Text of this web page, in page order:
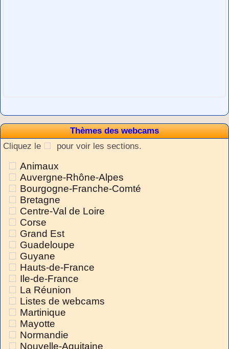
Thèmes des webcams
Cliquez le
pour voir les sections.
Animaux
Auvergne-Rhône-Alpes
Bourgogne-Franche-Comté
Bretagne
Centre-Val de Loire
Corse
Grand Est
Guadeloupe
Guyane
Hauts-de-France
Ile-de-France
La Réunion
Listes de webcams
Martinique
Mayotte
Normandie
Nouvelle-Aquitaine